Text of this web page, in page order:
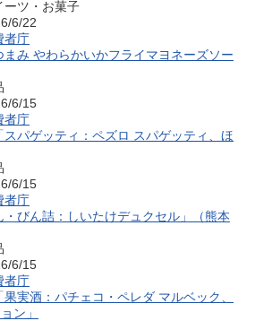
ツ・お菓子
22
者庁
み やわらかいかフライマヨネーズソー
6/15
者庁
スパゲッティ：ペズロ スパゲッティ、ほ
6/15
者庁
・びん詰：しいたけデュクセル」（熊本
6/15
者庁
実酒：パチェコ・ペレダ マルベック、
ン」